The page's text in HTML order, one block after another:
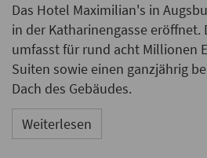
Das Hotel Maximilian's in
in der Katharinengasse eröffnet.
umfasst für rund acht Millionen
Suiten sowie einen ganzjährig
Dach des Gebäudes.
Weiterlesen